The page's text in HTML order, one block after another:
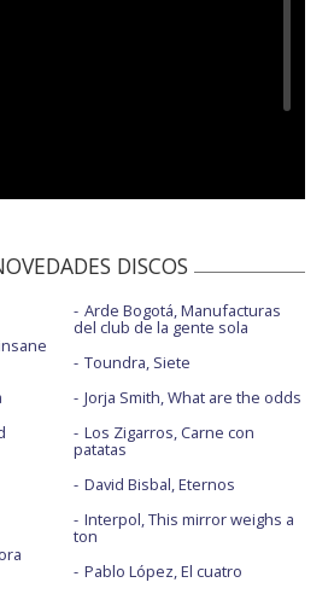
DISCOS
Arde Bogotá, Manufacturas
del club de la gente sola
Toundra, Siete
Jorja Smith, What are the odds
Los Zigarros, Carne con
patatas
David Bisbal, Eternos
Interpol, This mirror weighs a
ton
Pablo López, El cuatro